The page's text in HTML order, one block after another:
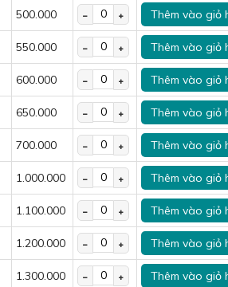
500.000 Thêm vào giỏ
550.000 Thêm vào giỏ
600.000 Thêm vào giỏ
650.000 Thêm vào giỏ
700.000 Thêm vào giỏ
1.000.000 Thêm vào giỏ
1.100.000 Thêm vào giỏ
1.200.000 Thêm vào giỏ
1.300.000 Thêm vào giỏ